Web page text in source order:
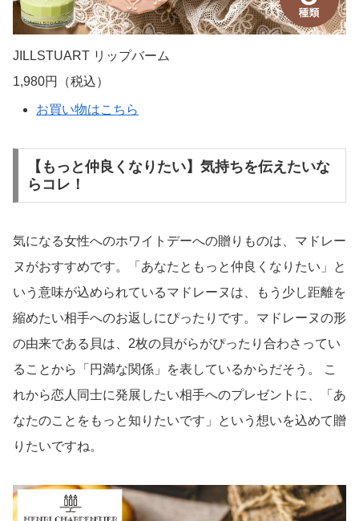
JILLSTUART リップバーム
1,980円（税込）
お買い物はこちら
【もっと仲良くなりたい】気持ちを伝えたいな
らコレ！
気になる女性へのホワイトデーへの贈りものは、マドレー
ヌがおすすめです。「あなたともっと仲良くなりたい」と
いう意味が込められているマドレーヌは、もう少し距離を
縮めたい相手へのお返しにぴったりです。マドレーヌの形
の由来である貝は、2枚の貝がらがぴったり合わさってい
ることから「円満な関係」を表しているからだそう。 こ
れから恋人同士に発展したい相手へのプレゼントに、「あ
なたのことをもっと知りたいです」という想いを込めて贈
りたいですね。